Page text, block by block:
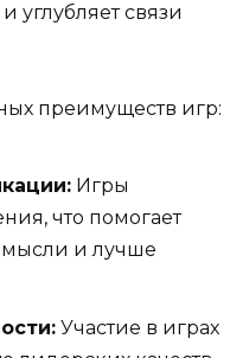
углубляет связи
преимуществ игр:
Игры
что помогает
мысли и лучше
Участие в играх